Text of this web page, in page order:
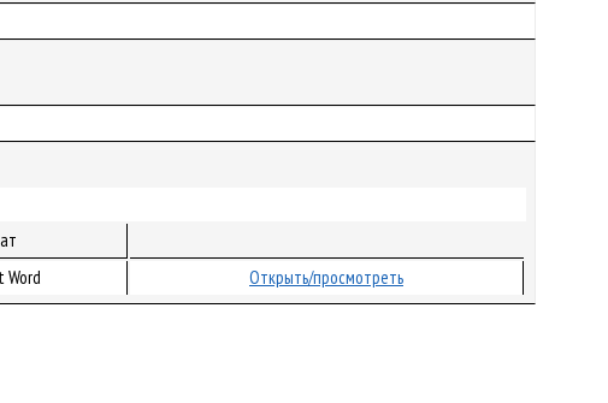
Word Открыть/просмотреть